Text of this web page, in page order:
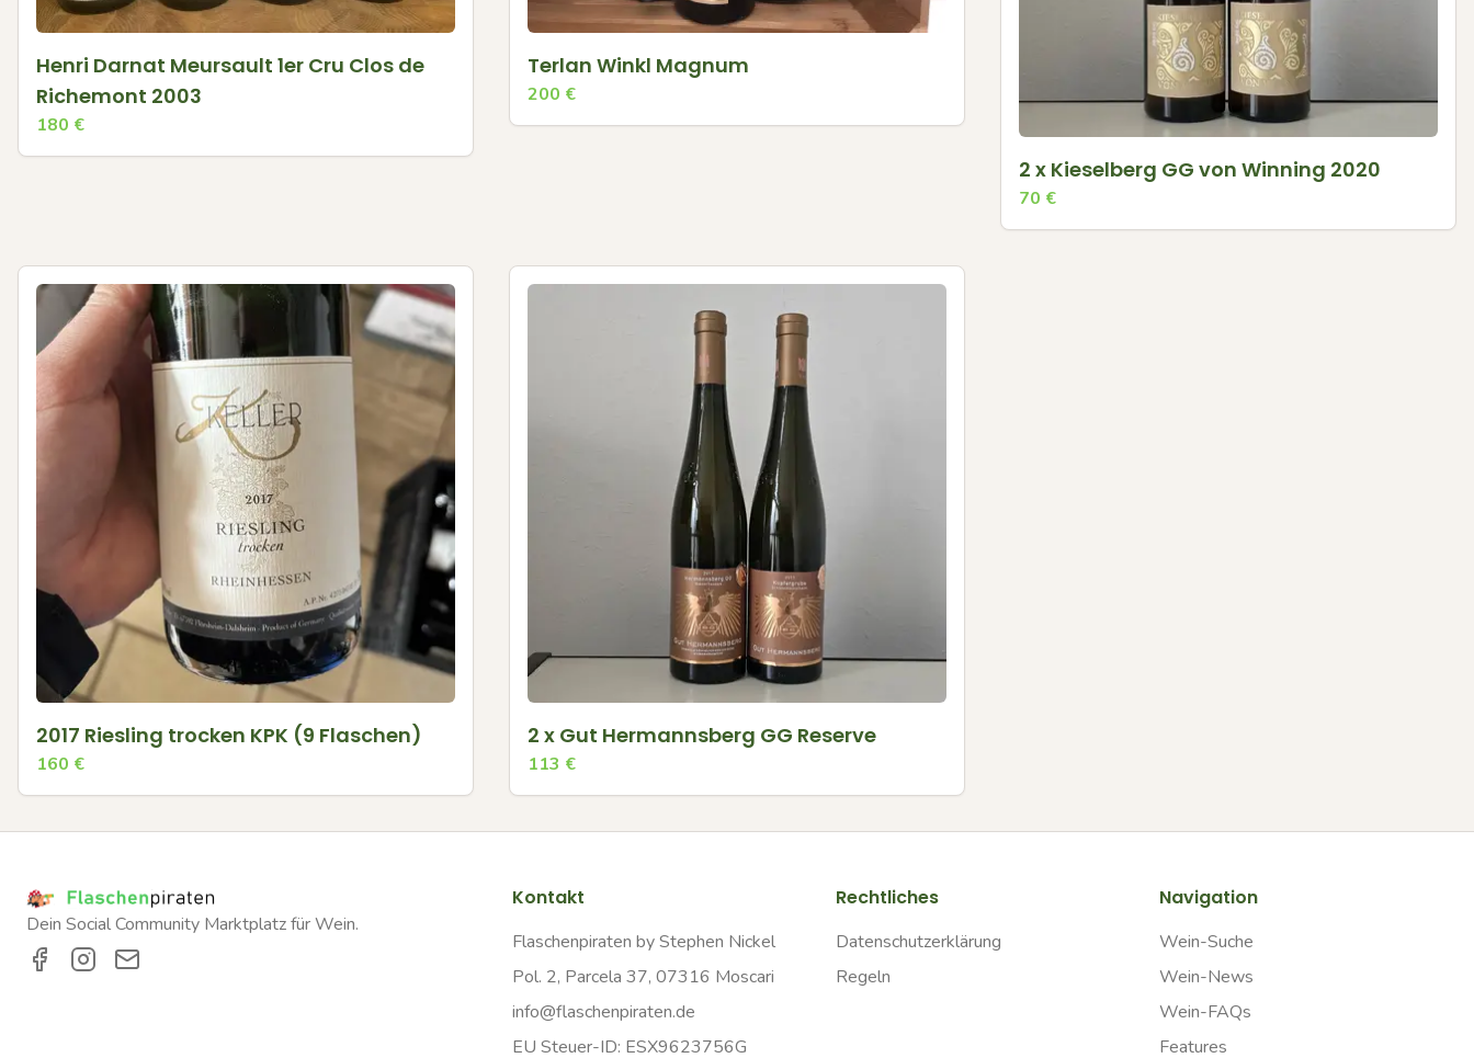
Henri Darnat Meursault 1er Cru Clos de
Richemont 2003
180 €
Terlan Winkl Magnum
200 €
2 x Kieselberg GG von Winning 2020
70 €
2017 Riesling trocken KPK (9 Flaschen)
160 €
2 x Gut Hermannsberg GG Reserve
113 €
Dein Social Community Marktplatz für Wein.
Kontakt
Flaschenpiraten by Stephen Nickel
Pol. 2, Parcela 37, 07316 Moscari
info@flaschenpiraten.de
EU Steuer-ID: ESX9623756G
Rechtliches
Datenschutzerklärung
Regeln
Navigation
Wein-Suche
Wein-News
Wein-FAQs
Features